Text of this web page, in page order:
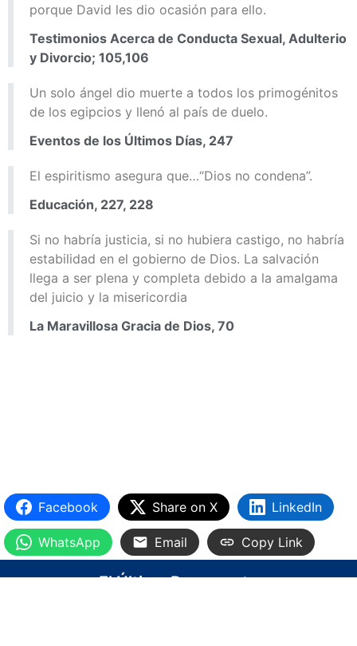
porque David les dio ocasión para ello.
Testimonios Acerca de Conducta Sexual, Adulterio
y Divorcio; 105,106
Un solo ángel dio muerte a todos los primogénitos
de los egipcios y llenó al país de duelo.
Eventos de los Últimos Días, 247
El espiritismo asegura que…“Dios no condena”.
Educación, 227, 228
Si no habría justicia, si no hubiera castigo, no habría
estabilidad en el gobierno de Dios. La salvación
llega a ser plena y completa debido a la amalgama
del juicio y la misericordia
La Maravillosa Gracia de Dios, 70
Facebook Share on X LinkedIn
WhatsApp Email Copy Link
El Último Remanente